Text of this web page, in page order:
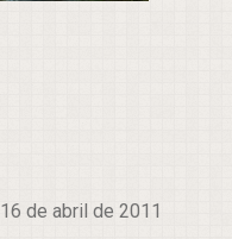
16 de abril de 2011